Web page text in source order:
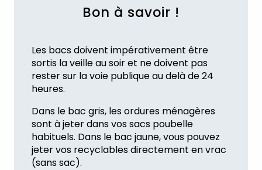
Bon à savoir !
Les bacs doivent impérativement être
sortis la veille au soir et ne doivent pas
rester sur la voie publique au delà de 24
heures.
Dans le bac gris, les ordures ménagères
sont à jeter dans vos sacs poubelle
habituels. Dans le bac jaune, vous pouvez
jeter vos recyclables directement en vrac
(sans sac).